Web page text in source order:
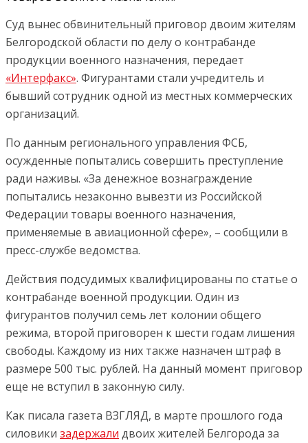
Суд вынес обвинительный приговор двоим жителям
Белгородской области по делу о контрабанде
продукции военного назначения, передает
«Интерфакс». Фигурантами стали учредитель и
бывший сотрудник одной из местных коммерческих
организаций.
По данным регионального управления ФСБ,
осужденные попытались совершить преступление
ради наживы. «За денежное вознаграждение
попытались незаконно вывезти из Российской
Федерации товары военного назначения,
применяемые в авиационной сфере», – сообщили в
пресс-службе ведомства.
Действия подсудимых квалифицированы по статье о
контрабанде военной продукции. Один из
фигурантов получил семь лет колонии общего
режима, второй приговорен к шести годам лишения
свободы. Каждому из них также назначен штраф в
размере 500 тыс. рублей. На данный момент приговор
еще не вступил в законную силу.
Как писала газета ВЗГЛЯД, в марте прошлого года
силовики задержали двоих жителей Белгорода за